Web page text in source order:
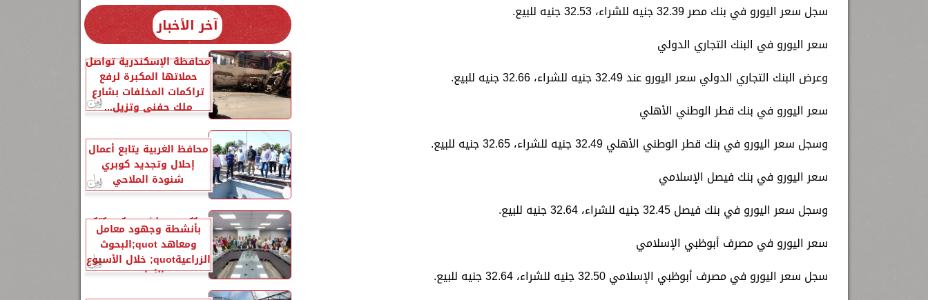
سجل سعر اليورو في بنك مصر 32.39 جنيه للشراء، 32.53 جنيه للبيع.
سعر اليورو في البنك التجاري الدولي
وعرض البنك التجاري الدولي سعر اليورو عند 32.49 جنيه للشراء، 32.66 جنيه للبيع.
سعر اليورو في بنك قطر الوطني الأهلي
وسجل سعر اليورو في بنك قطر الوطني الأهلي 32.49 جنيه للشراء، 32.65 جنيه للبيع.
سعر اليورو في بنك فيصل الإسلامي
وسجل سعر اليورو في بنك فيصل 32.45 جنيه للشراء، 32.64 جنيه للبيع.
سعر اليورو في مصرف أبوظبي الإسلامي
سجل سعر اليورو في مصرف أبوظبي الإسلامي 32.50 جنيه للشراء، 32.64 جنيه للبيع.
آخر الأخبار
محافظة الإسكندرية تواصل
حملاتها المكبرة لرفع
تراكمات المخلفات بشارع
ملك حفني وتزيل...
محافظ الغربية يتابع أعمال
إحلال وتجديد كوبري
شنودة الملاحي
الزراعةquot; تنشر تقريرًا
بأنشطة وجهود معامل
ومعاهد quot;البحوث
الزراعيةquot; خلال الأسبوع
الأول...